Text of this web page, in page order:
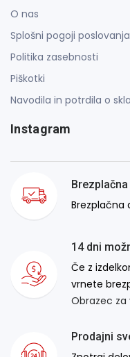
O nas
Splošni pogoji poslovanja
Politika zasebnosti
Piškotki
Navodila in potrdila o
Instagram
Brezplačna
14 dni
Če z
vrnete
Obrazec za
Prodajni